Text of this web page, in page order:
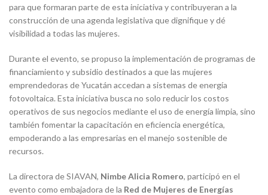
para que formaran parte de esta iniciativa y contribuyeran a la
construcción de una agenda legislativa que dignifique y dé
visibilidad a todas las mujeres.
Durante el evento, se propuso la implementación de programas de
financiamiento y subsidio destinados a que las mujeres
emprendedoras de Yucatán accedan a sistemas de energía
fotovoltaica. Esta iniciativa busca no solo reducir los costos
operativos de sus negocios mediante el uso de energía limpia, sino
también fomentar la capacitación en eficiencia energética,
empoderando a las empresarias en el manejo sostenible de
recursos.
La directora de SIAVAN, Nimbe Alicia Romero, participó en el
evento como embajadora de la Red de Mujeres de Energías